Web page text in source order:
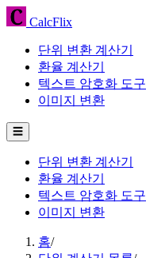
CalcFlix
단위 변환 계산기
환율 계산기
텍스트 암호화 도구
이미지 변환
☰
단위 변환 계산기
환율 계산기
텍스트 암호화 도구
이미지 변환
홈/